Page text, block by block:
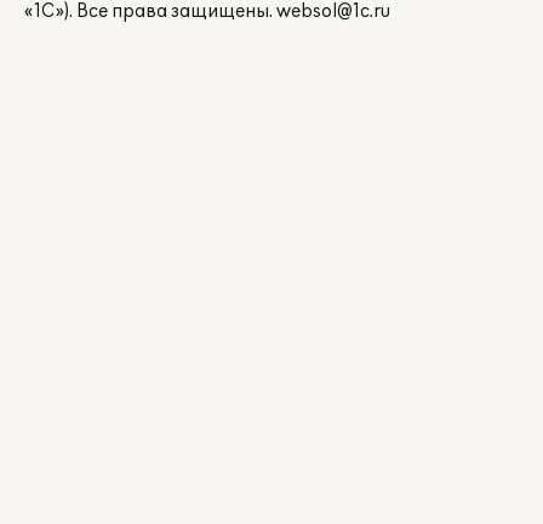
«1С»). Все права защищены. websol@1c.ru